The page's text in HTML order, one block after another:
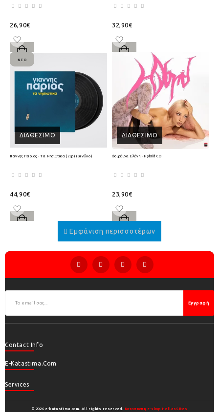
26,90€ 32,90€
ΔΙΑΘΈΣΙΜΟ
ΝΈΟ
Γιαννης Παριος - Τα Νησιωτικα (2Lp) (Βινύλιο)
44,90€
ΔΙΑΘΈΣΙΜΟ
Φουρέιρα Ελένη - Hybrid CD
23,90€
Εγγραφή
Contact Info
E-Katastima.com
Services
© 2026 e-katastima.com. All rights reserved. Κατασκευή e-shop HellasSites